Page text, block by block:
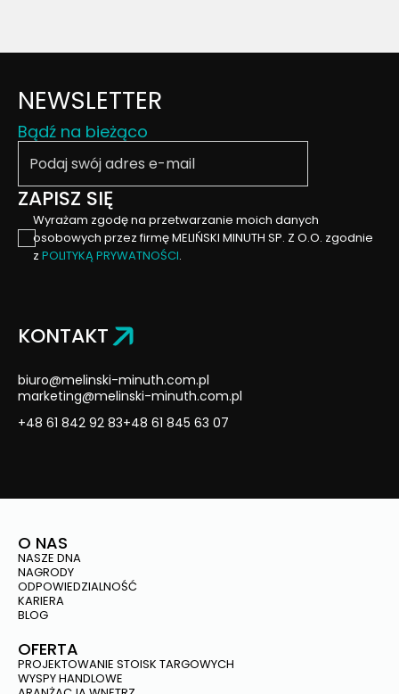
NEWSLETTER
Bądź na bieżąco
ZAPISZ SIĘ
Wyrażam zgodę na przetwarzanie moich danych
osobowych przez firmę MELIŃSKI MINUTH SP. Z O.O. zgodnie
z POLITYKĄ PRYWATNOŚCI.
KONTAKT
biuro@melinski-minuth.com.pl
marketing@melinski-minuth.com.pl
+48 61 842 92 83+48 61 845 63 07
O NAS
NASZE DNA
NAGRODY
ODPOWIEDZIALNOŚĆ
KARIERA
BLOG
OFERTA
PROJEKTOWANIE STOISK TARGOWYCH
WYSPY HANDLOWE